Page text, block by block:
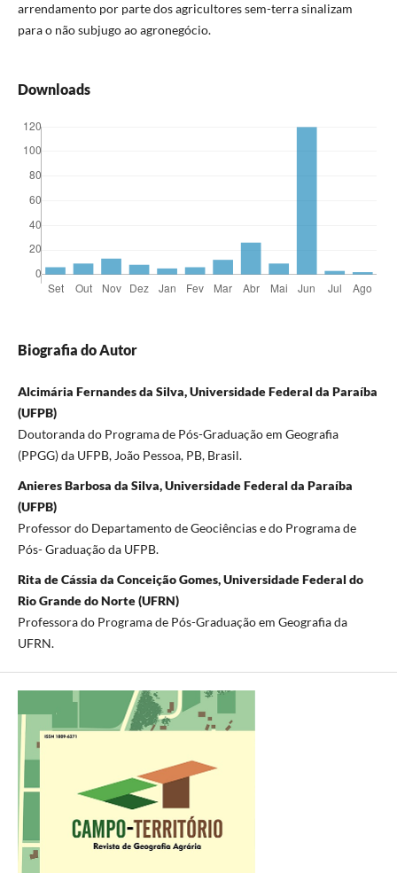
arrendamento por parte dos agricultores sem-terra sinalizam
para o não subjugo ao agronegócio.
Downloads
Biografia do Autor
Alcimária Fernandes da Silva, Universidade Federal da Paraíba
(UFPB)
Doutoranda do Programa de Pós-Graduação em Geografia
(PPGG) da UFPB, João Pessoa, PB, Brasil.
Anieres Barbosa da Silva, Universidade Federal da Paraíba
(UFPB)
Professor do Departamento de Geociências e do Programa de
Pós- Graduação da UFPB.
Rita de Cássia da Conceição Gomes, Universidade Federal do
Rio Grande do Norte (UFRN)
Professora do Programa de Pós-Graduação em Geografia da
UFRN.